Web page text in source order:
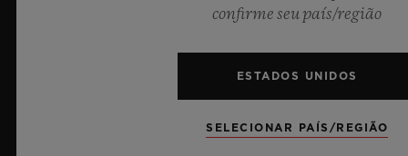
confirme seu país/região
ESTADOS UNIDOS
SELECIONAR PAÍS/REGIÃO